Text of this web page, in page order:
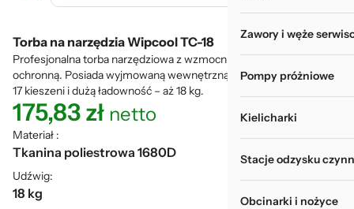
Zawory i węże
Pompy próżniowe
Kielicharki
Stacje odzysku
Obcinarki i nożyce
Torba na narzędzia Wipcool TC-18
Profesjonalna torba narzędziowa z wzmocnionym dnem i klapką
ochronną. Posiada wyjmowaną wewnętrzną ściankę narzędziową,
17 kieszeni i dużą ładowność – aż 18 kg.
175,83zł netto
Materiał :
Tkanina poliestrowa 1680D
Udźwig:
18 kg